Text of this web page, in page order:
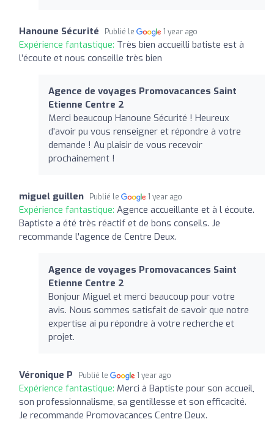
Hanoune Sécurité Publié le 1 year ago
Expérience fantastique: Très bien accueilli batiste est à
l’écoute et nous conseille très bien
Agence de voyages Promovacances Saint
Etienne Centre 2
Merci beaucoup Hanoune Sécurité ! Heureux
d'avoir pu vous renseigner et répondre à votre
demande ! Au plaisir de vous recevoir
prochainement !
miguel guillen Publié le 1 year ago
Expérience fantastique: Agence accueillante et à l écoute.
Baptiste a été très réactif et de bons conseils. Je
recommande l'agence de Centre Deux.
Agence de voyages Promovacances Saint
Etienne Centre 2
Bonjour Miguel et merci beaucoup pour votre
avis. Nous sommes satisfait de savoir que notre
expertise ai pu répondre à votre recherche et
projet.
Véronique P Publié le 1 year ago
Expérience fantastique: Merci à Baptiste pour son accueil,
son professionnalisme, sa gentillesse et son efficacité.
Je recommande Promovacances Centre Deux.